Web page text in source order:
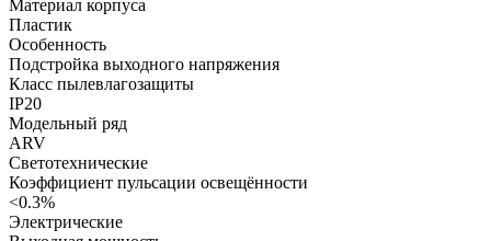
Материал корпуса
Пластик
Особенность
Подстройка выходного напряжения
Класс пылевлагозащиты
IP20
Модельный ряд
ARV
Светотехнические
Коэффициент пульсации освещённости
<0.3%
Электрические